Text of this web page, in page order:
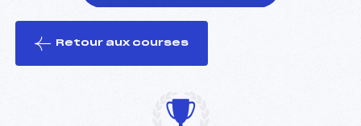
le ski
Retour aux courses